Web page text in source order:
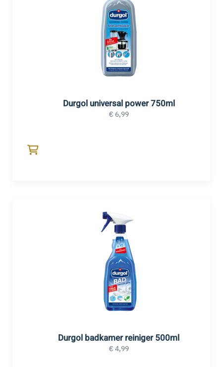
Durgol universal power 750ml
€ 6,99
Durgol badkamer reiniger 500ml
€ 4,99